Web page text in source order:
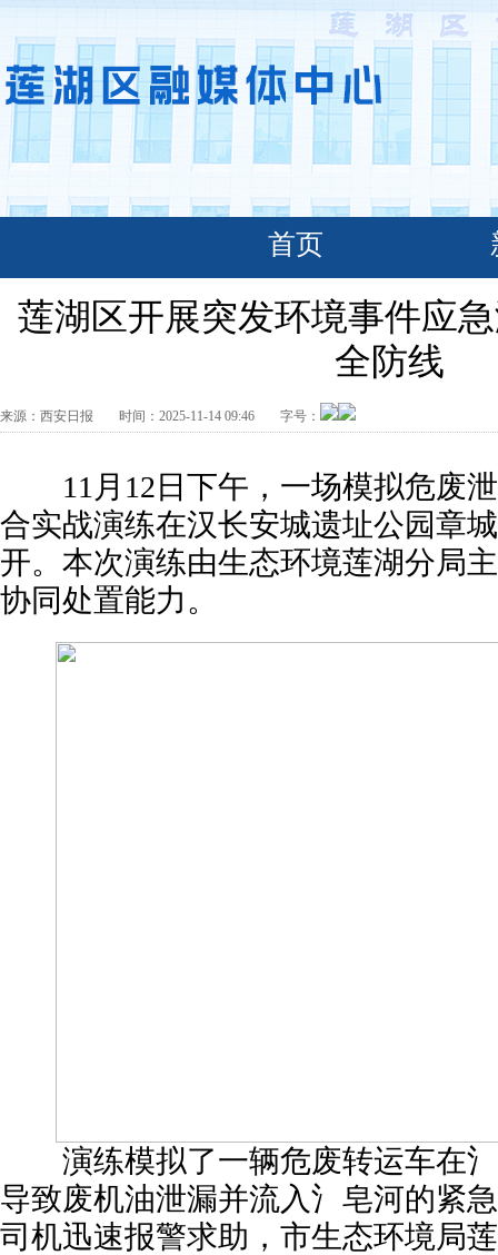
首页
莲湖区开展突发环境事件应
全防线
来源： 西安日报 时间： 2025-11-14 09:46 字号：
11月12日下午，一场模拟危废泄
合实战演练在汉长安城遗址公园章
开。本次演练由生态环境莲湖分局
协同处置能力。
演练模拟了一辆危废转运车在氵
导致废机油泄漏并流入氵皂河的紧
司机迅速报警求助，市生态环境局